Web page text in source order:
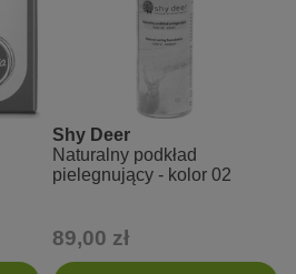
Shy Deer
Naturalny podkład
pielegnujący - kolor 02
89,00 zł